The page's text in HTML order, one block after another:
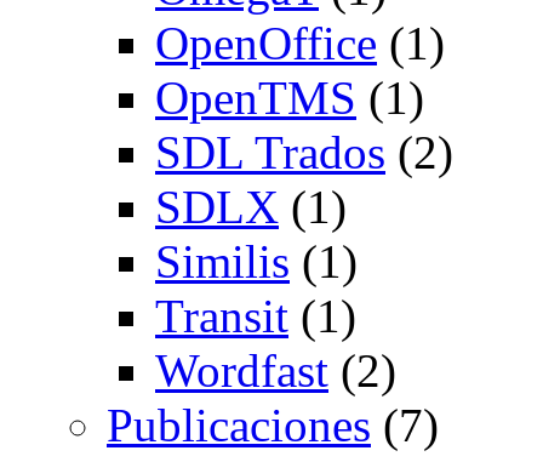
OpenOffice (1)
OpenTMS (1)
SDL Trados (2)
SDLX (1)
Similis (1)
Transit (1)
Wordfast (2)
Publicaciones (7)